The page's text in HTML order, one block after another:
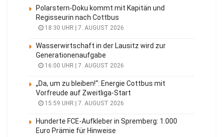
Polarstern-Doku kommt mit Kapitän und
Regisseurin nach Cottbus
18:30 UHR | 7. AUGUST 2026
Wasserwirtschaft in der Lausitz wird zur
Generationenaufgabe
16:00 UHR | 7. AUGUST 2026
„Da, um zu bleiben!“: Energie Cottbus mit
Vorfreude auf Zweitliga-Start
15:59 UHR | 7. AUGUST 2026
Hunderte FCE-Aufkleber in Spremberg: 1.000
Euro Prämie für Hinweise